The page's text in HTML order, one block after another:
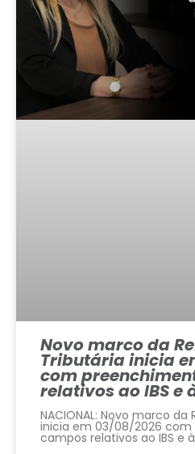
Novo marco da
Tributária inicia
com
relativos ao IBS e
NACIONAL: Novo marco
inicia em 03/08/2026
campos relativos ao IBS e